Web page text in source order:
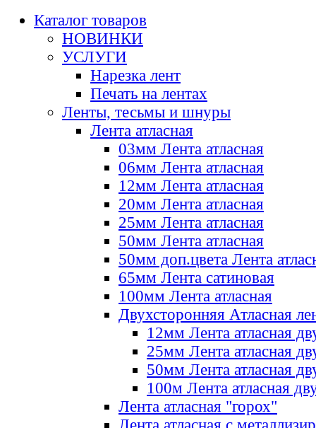
Каталог товаров
НОВИНКИ
УСЛУГИ
Нарезка лент
Печать на лентах
Ленты, тесьмы и шнуры
Лента атласная
03мм Лента атласная
06мм Лента атласная
12мм Лента атласная
20мм Лента атласная
25мм Лента атласная
50мм Лента атласная
50мм доп.цвета Лента
65мм Лента сатиновая
100мм Лента атласная
Двухсторонняя Атласная
12мм Лента атласная
25мм Лента атласная
50мм Лента атласная
100м Лента атласная
Лента атласная "горох"